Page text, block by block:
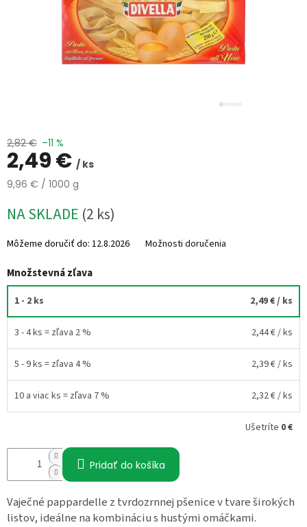
články
Vrátenie
2,82 € –11 %
2,49 € / ks
Jednotková
9,96 € / 1000 g
NA SKLADE (2 ks)
Môžeme doručiť do: 12.8.2026 Možnosti doručenia
Množstevná zľava
1 - 2 ks 2,49 €/ ks
3 - 4 ks = zľava 2 % 2,44 €/ ks
5 - 9 ks = zľava 4 % 2,39 €/ ks
10 a viac ks = zľava 7 % 2,32 €/ ks
Ušetríte 0 €
Pridať do košíka
Vaječné pappardelle z tvrdozrnnej pšenice v tvare širokých
listov, ideálne na kombináciu s hustými omáčkami.